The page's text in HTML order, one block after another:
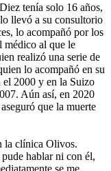
tenía solo 16 años,
llevó a su consultorio
lo acompañó por los
médico al que le
realizó una serie de
lo acompañó en su
el 2000 y en la Suizo
Aún así, en 2020
que la muerte
la clínica Olivos.
hablar ni con él,
se me